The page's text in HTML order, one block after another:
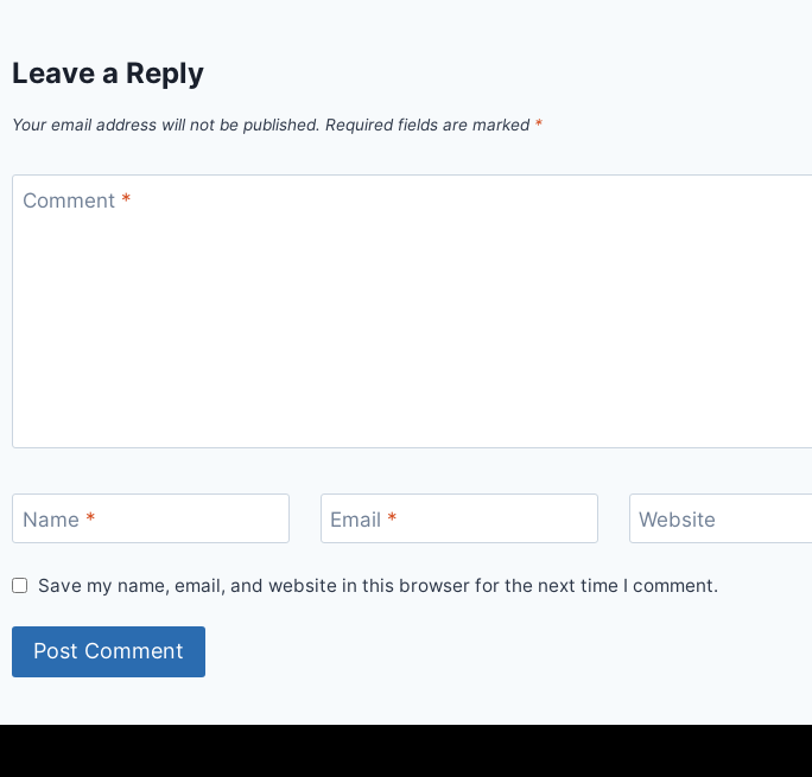
Leave a Reply
Your email address will not be published. Required fields are marked *
Comment *
Name * Email * Website
Save my name, email, and website in this browser for the next time I comment.